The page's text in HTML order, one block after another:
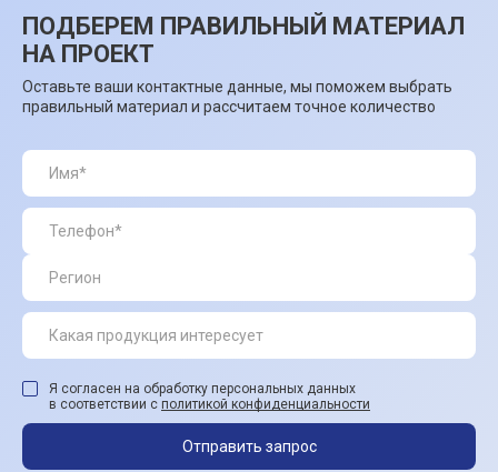
ПОДБЕРЕМ ПРАВИЛЬНЫЙ МАТЕРИАЛ
НА ПРОЕКТ
Оставьте ваши контактные данные, мы поможем выбрать
правильный материал и рассчитаем точное количество
Я согласен на обработку персональных данных
в соответствии с политикой конфиденциальности
Отправить запрос